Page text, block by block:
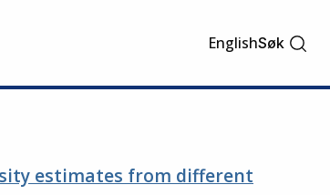
EnglishSøk
estimates from different